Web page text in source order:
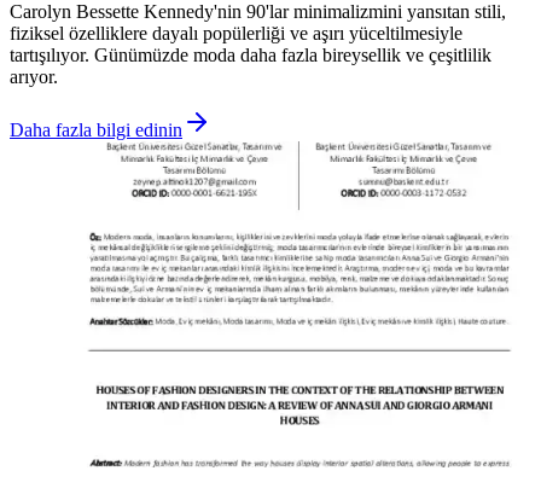
Carolyn Bessette Kennedy'nin 90'lar minimalizmini yansıtan stili,
fiziksel özelliklere dayalı popülerliği ve aşırı yüceltilmesiyle
tartışılıyor. Günümüzde moda daha fazla bireysellik ve çeşitlilik
arıyor.
Daha fazla bilgi edinin